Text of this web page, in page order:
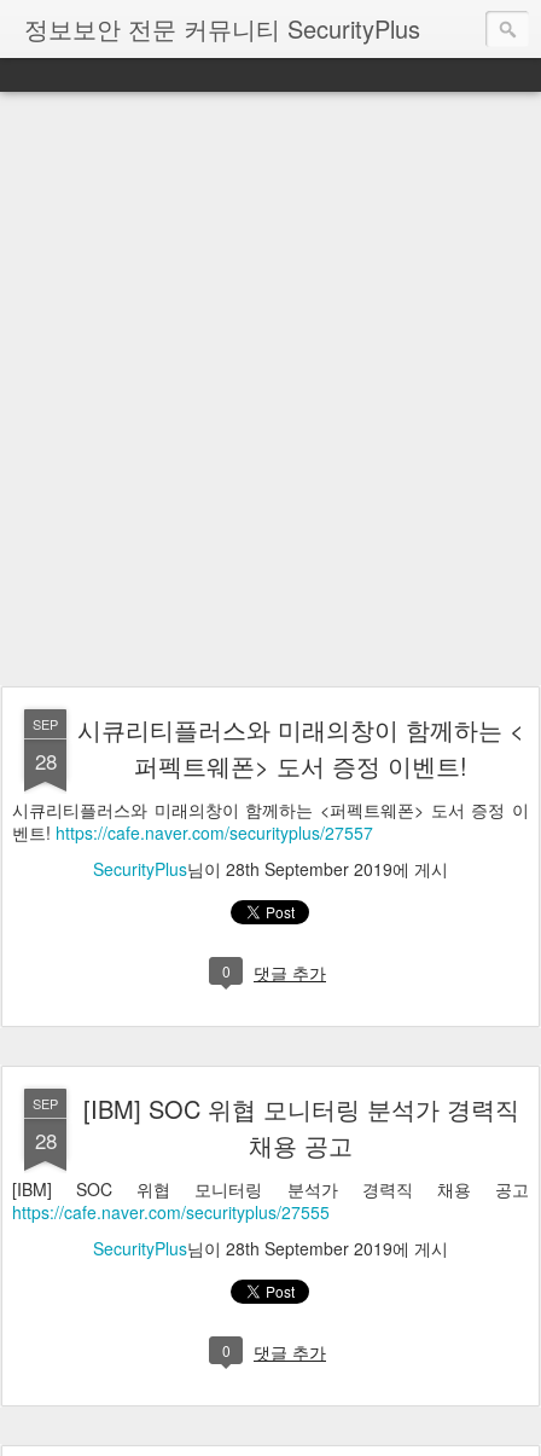
정보보안 전문 커뮤니티 SecurityPlus
SEP
28
시큐리티플러스와 미래의창이 함께하는 <
퍼펙트웨폰> 도서 증정 이벤트!
시큐리티플러스와 미래의창이 함께하는 <퍼펙트웨폰> 도서 증정 이
벤트! https://cafe.naver.com/securityplus/27557
SecurityPlus님이 28th September 2019에 게시
0 댓글 추가
SEP
28
[IBM] SOC 위협 모니터링 분석가 경력직
채용 공고
[IBM] SOC 위협 모니터링 분석가 경력직 채용 공고
https://cafe.naver.com/securityplus/27555
SecurityPlus님이 28th September 2019에 게시
0 댓글 추가